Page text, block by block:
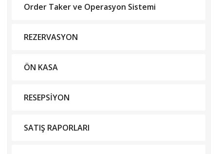
Order Taker ve Operasyon Sistemi
REZERVASYON
ÖN KASA
RESEPSİYON
SATIŞ RAPORLARI